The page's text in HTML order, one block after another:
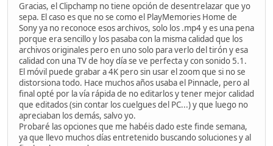
Gracias, el Clipchamp no tiene opción de desentrelazar que yo
sepa. El caso es que no se como el PlayMemories Home de
Sony ya no reconoce esos archivos, solo los .mp4 y es una pena
porque era sencillo y los pasaba con la misma calidad que los
archivos originales pero en uno solo para verlo del tirón y esa
calidad con una TV de hoy día se ve perfecta y con sonido 5.1.
El móvil puede grabar a 4K pero sin usar el zoom que si no se
distorsiona todo. Hace muchos años usaba el Pinnacle, pero al
final opté por la vía rápida de no editarlos y tener mejor calidad
que editados (sin contar los cuelgues del PC...) y que luego no
apreciaban los demás, salvo yo.
Probaré las opciones que me habéis dado este finde semana,
ya que llevo muchos días entretenido buscando soluciones y al